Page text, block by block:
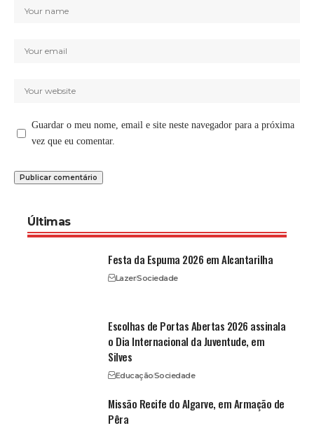
Guardar o meu nome, email e site neste navegador para a próxima
vez que eu comentar.
Últimas
Festa da Espuma 2026 em Alcantarilha
LazerSociedade
Escolhas de Portas Abertas 2026 assinala
o Dia Internacional da Juventude, em
Silves
EducaçãoSociedade
Missão Recife do Algarve, em Armação de
Pêra